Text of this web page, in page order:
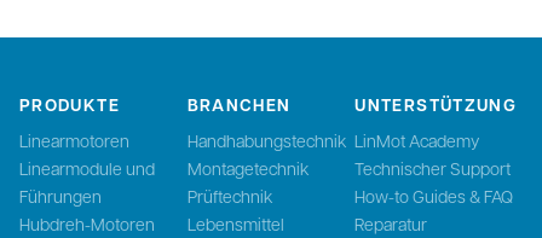
PRODUKTE
Linearmotoren
Linearmodule und
Führungen
Hubdreh-Motoren
BRANCHEN
Handhabungstechnik
Montagetechnik
Prüftechnik
Lebensmittel
UNTERSTÜTZUNG
LinMot Academy
Technischer Support
How-to Guides & FAQ
Reparatur